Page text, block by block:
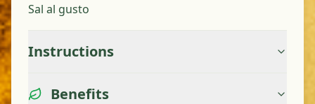
Sal al gusto
Instructions
Benefits